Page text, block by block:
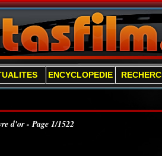
ENCYCLOPEDIE
d'or - Page 1/1522